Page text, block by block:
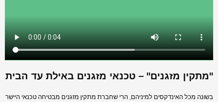
"מתקין מזגנים" – טכנאי מזגנים באילת עד הבית
בשונה מכל האינדקסים למיניהם, הרי שחברת מתקין מזגנים מבטיחה טכנאי היישר